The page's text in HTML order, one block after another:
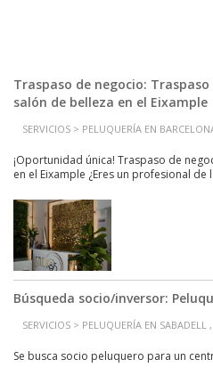
Traspaso de negocio:
salón de belleza en el Eixample
SERVICIOS > PELUQUERÍA EN
¡Oportunidad única! Traspaso de
en el Eixample ¿Eres un profesional de
Búsqueda socio/inversor:
SERVICIOS > PELUQUERÍA EN SABADELL
Se busca socio peluquero para un